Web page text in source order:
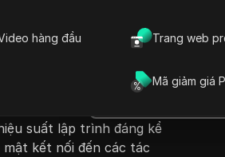
hàng đầu Trang web
Mã giảm giá
Mở trong ChatGPT
Đặt câu hỏi về trang
Mở trong Claude
Đặt câu hỏi về trang
hình (MCP) được phát
nguồn mở để kết nối các
dữ liệu thời gian thực.
đơn giản hóa việc tích hợp
tùy chỉnh và nâng cao khả
suất lập trình đáng kể
kết nối đến các tác